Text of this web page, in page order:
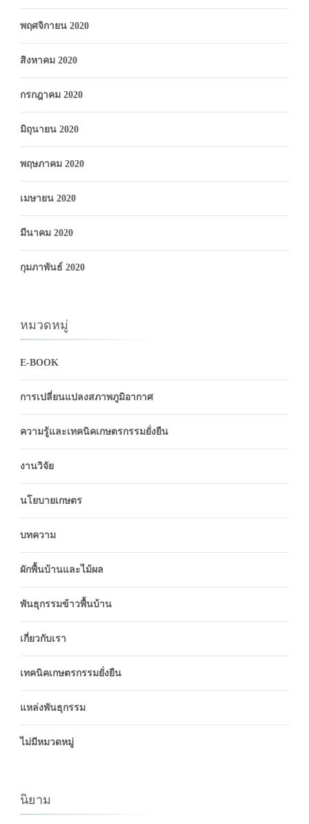
พฤศจิกายน 2020
สิงหาคม 2020
กรกฎาคม 2020
มิถุนายน 2020
พฤษภาคม 2020
เมษายน 2020
มีนาคม 2020
กุมภาพันธ์ 2020
หมวดหมู่
E-BOOK
การเปลี่ยนแปลงสภาพภูมิอากาศ
ความรู้และเทคนิคเกษตรกรรมยั่งยืน
งานวิจัย
นโยบายเกษตร
บทความ
ผักพื้นบ้านและไม้ผล
พันธุกรรมข้าวพื้นบ้าน
เกี่ยวกับเรา
เทคนิคเกษตรกรรมยั่งยืน
แหล่งพันธุกรรม
ไม่มีหมวดหมู่
นิยาม